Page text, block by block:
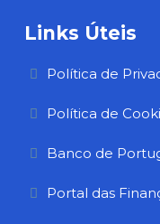
Links Úteis
Política de
Política de
Banco de
Portal das